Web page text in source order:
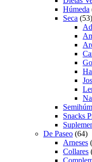
Húmeda
Seca (53)
Snacks
De Paseo (64)
Arneses
Collares